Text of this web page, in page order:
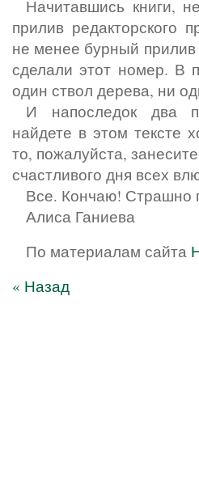
Начитавшись книги, некоторые из нас ощутили бурный
прилив редакторского
не менее бурный
сделали этот номер. В
один ствол дерева, ни
И напоследок два пожелания. Во-первых, если вы
найдете в этом тексте
то, пожалуйста,
счастливого дня всех
Все. Кончаю! Страшно
Алиса Ганиева
По материалам сайта
« Назад